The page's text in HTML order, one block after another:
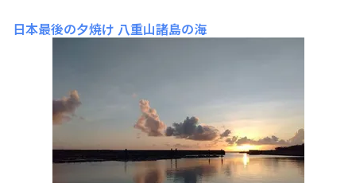
日本最後の夕焼け 八重山諸島の海